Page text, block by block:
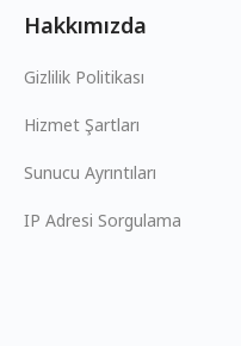
Hakkımızda
Gizlilik Politikası
Hizmet Şartları
Sunucu Ayrıntıları
IP Adresi Sorgulama